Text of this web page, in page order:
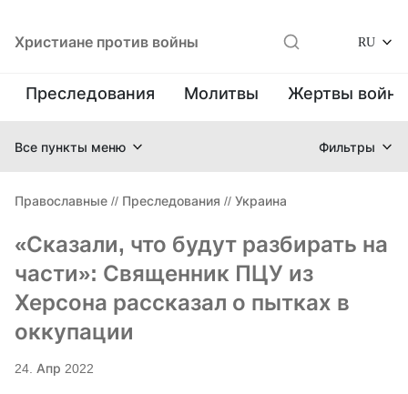
Христиане против войны RU
Преследования Молитвы Жертвы
Все пункты меню Фильтры
Православные // Преследования // Украина
«Сказали, что будут разбирать на
части»: Священник ПЦУ из
Херсона рассказал о пытках в
оккупации
24. Апр 2022